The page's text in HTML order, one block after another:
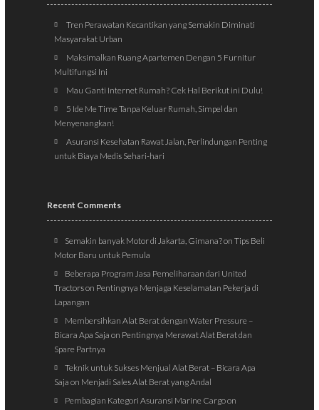
Tren Perawatan Kecantikan yang Semakin Diminati
Masyarakat Urban
Maksimalkan Ruang Apartemen Dengan 5 Furnitur
Multifungsi Ini
Mau Ganti Internet Rumah? Cek Hal Berikut ini Dulu!
5 Ide Me Time Tanpa Keluar Rumah, Simpel dan
Menyenangkan!
Asuransi Kesehatan Rawat Jalan, Perlindungan Penting
untuk Biaya Medis Sehari-hari
Recent Comments
Semakin banyak Motor di Jakarta, Gimana?onTips Beli
Motor Baru untuk Pemula
Beberapa Program Jasa Pemeliharaan dari United
Tractorson Pentingnya Menjaga Keselamatan Pekerja di
Lapangan
Membersihkan Alat Berat dengan Water Pressure –
Bicara Apa Saja on Pentingnya Merawat Alat Berat dan
Spare Partnya
Teknik untuk Sukses Menjual Alat Berat – Bicara Apa
Saja on Menjadi Sales Alat Berat yang Andal
Pembagian Kategori Asuransi Marine Cargoon